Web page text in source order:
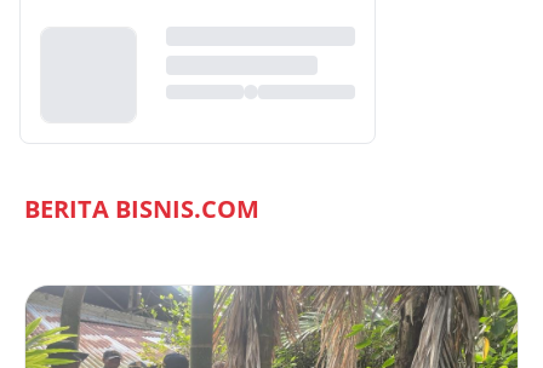
BERITA BISNIS.COM